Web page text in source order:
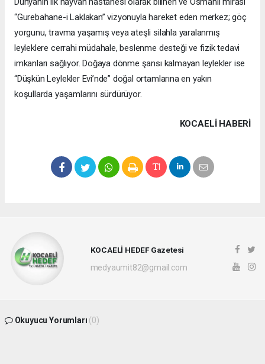
“Gurebahane-i Laklakan” vizyonuyla hareket eden merkez; göç
yorgunu, travma yaşamış veya ateşli silahla yaralanmış
leyleklere cerrahi müdahale, beslenme desteği ve fizik tedavi
imkanları sağlıyor. Doğaya dönme şansı kalmayan leylekler ise
“Düşkün Leylekler Evi’nde” doğal ortamlarına en yakın
koşullarda yaşamlarını sürdürüyor.
KOCAELI HABERİ
KOCAELİ HEDEF Gazetesi
medyaumit82@gmail.com
Okuyucu Yorumları (0)